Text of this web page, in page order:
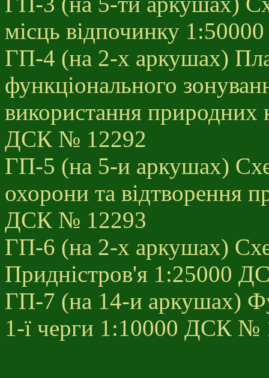
місць відпочинку
ГП-4 (на 2-х аркушах)
функціонального
використання природних
ДСК № 12292
ГП-5 (на 5-и аркушах)
охорони та відтворення
ДСК № 12293
ГП-6 (на 2-х аркушах)
Придністров'я 1:25000
ГП-7 (на 14-и аркушах)
1-ї черги 1:10000 ДСК №